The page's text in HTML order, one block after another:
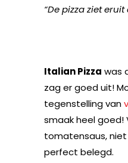
“De pizza ziet
Italian Pizza was
zag er goed uit!
tegenstelling van
smaak heel goed!
tomatensaus,
perfect belegd.